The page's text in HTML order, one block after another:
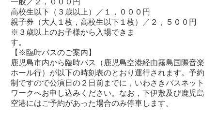
一般／２，０００円
高校生以下（３歳以上）／１，０００円
親子券（大人１枚，高校生以下１枚）／２，５００円
※３歳以上のお子様から入場できま
す
【※臨時バスのご案内】
鹿児島市内から臨時バス（鹿児島空港経由霧島国際音楽
ホール行）が以下の時刻表のとおり運行されます。予約
制ですので公演日の２日前までに，いわさきバスネット
ワークへお申し込みください。なお，下伊敷及び鹿児島
空港にはご予約があった場合のみ停車します。